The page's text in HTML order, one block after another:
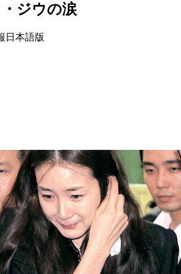
・ジウの涙
日本語版